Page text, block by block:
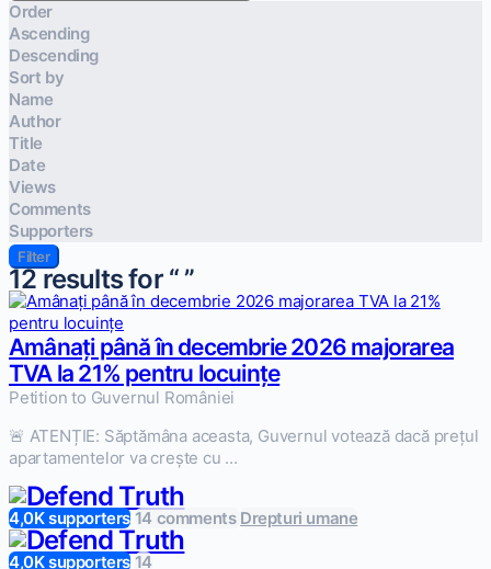
Order
Ascending
Descending
Sort by
Name
Author
Title
Date
Views
Comments
Supporters
Filter
12results for “”
Amânați până în decembrie 2026 majorarea
TVA la 21% pentru locuințe
Petition to Guvernul României
🚨 ATENȚIE: Săptămâna aceasta, Guvernul votează dacă prețul
apartamentelor va crește cu ...
4,0K supporters 14 comments Drepturi umane
4,0K supporters 14